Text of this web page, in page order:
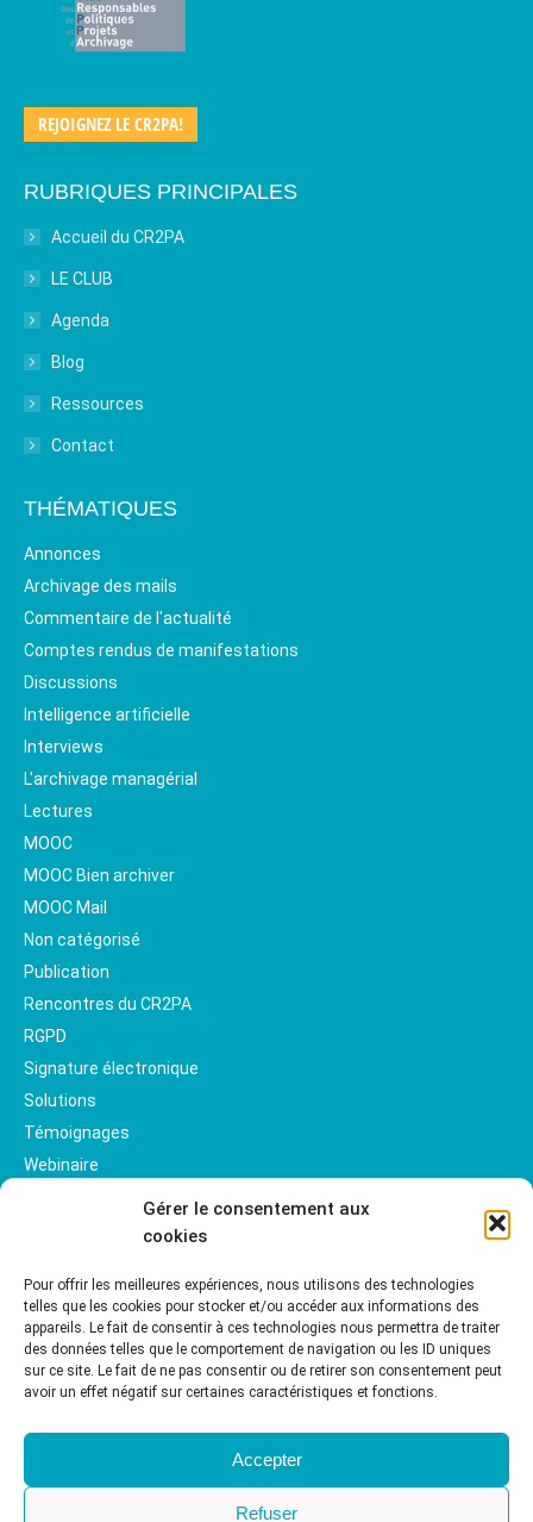
Gérer le consentement aux
cookies
Pour offrir les meilleures expériences, nous utilisons des technologies
telles que les cookies pour stocker et/ou accéder aux informations des
appareils. Le fait de consentir à ces technologies nous permettra de traiter
des données telles que le comportement de navigation ou les ID uniques
sur ce site. Le fait de ne pas consentir ou de retirer son consentement peut
avoir un effet négatif sur certaines caractéristiques et fonctions.
Accepter
Refuser
REJOIGNEZ LE CR2PA!
RUBRIQUES PRINCIPALES
Accueil du CR2PA
LE CLUB
Agenda
Blog
Ressources
Contact
THÉMATIQUES
Annonces
Archivage des mails
Commentaire de l'actualité
Comptes rendus de manifestations
Discussions
Intelligence artificielle
Interviews
L'archivage managérial
Lectures
MOOC
MOOC Bien archiver
MOOC Mail
Non catégorisé
Publication
Rencontres du CR2PA
RGPD
Signature électronique
Solutions
Témoignages
Webinaire